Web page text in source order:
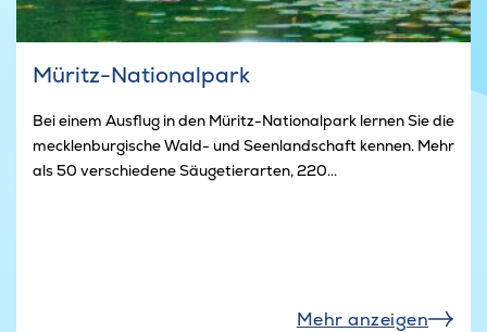
Müritz-Nationalpark
Bei einem Ausflug in den Müritz-Nationalpark lernen Sie die
mecklenburgische Wald- und Seenlandschaft kennen. Mehr
als 50 verschiedene Säugetierarten, 220...
Mehr anzeigen